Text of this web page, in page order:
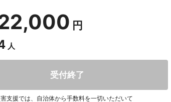
受付終了
支援では、自治体から手数料を一切いただいて